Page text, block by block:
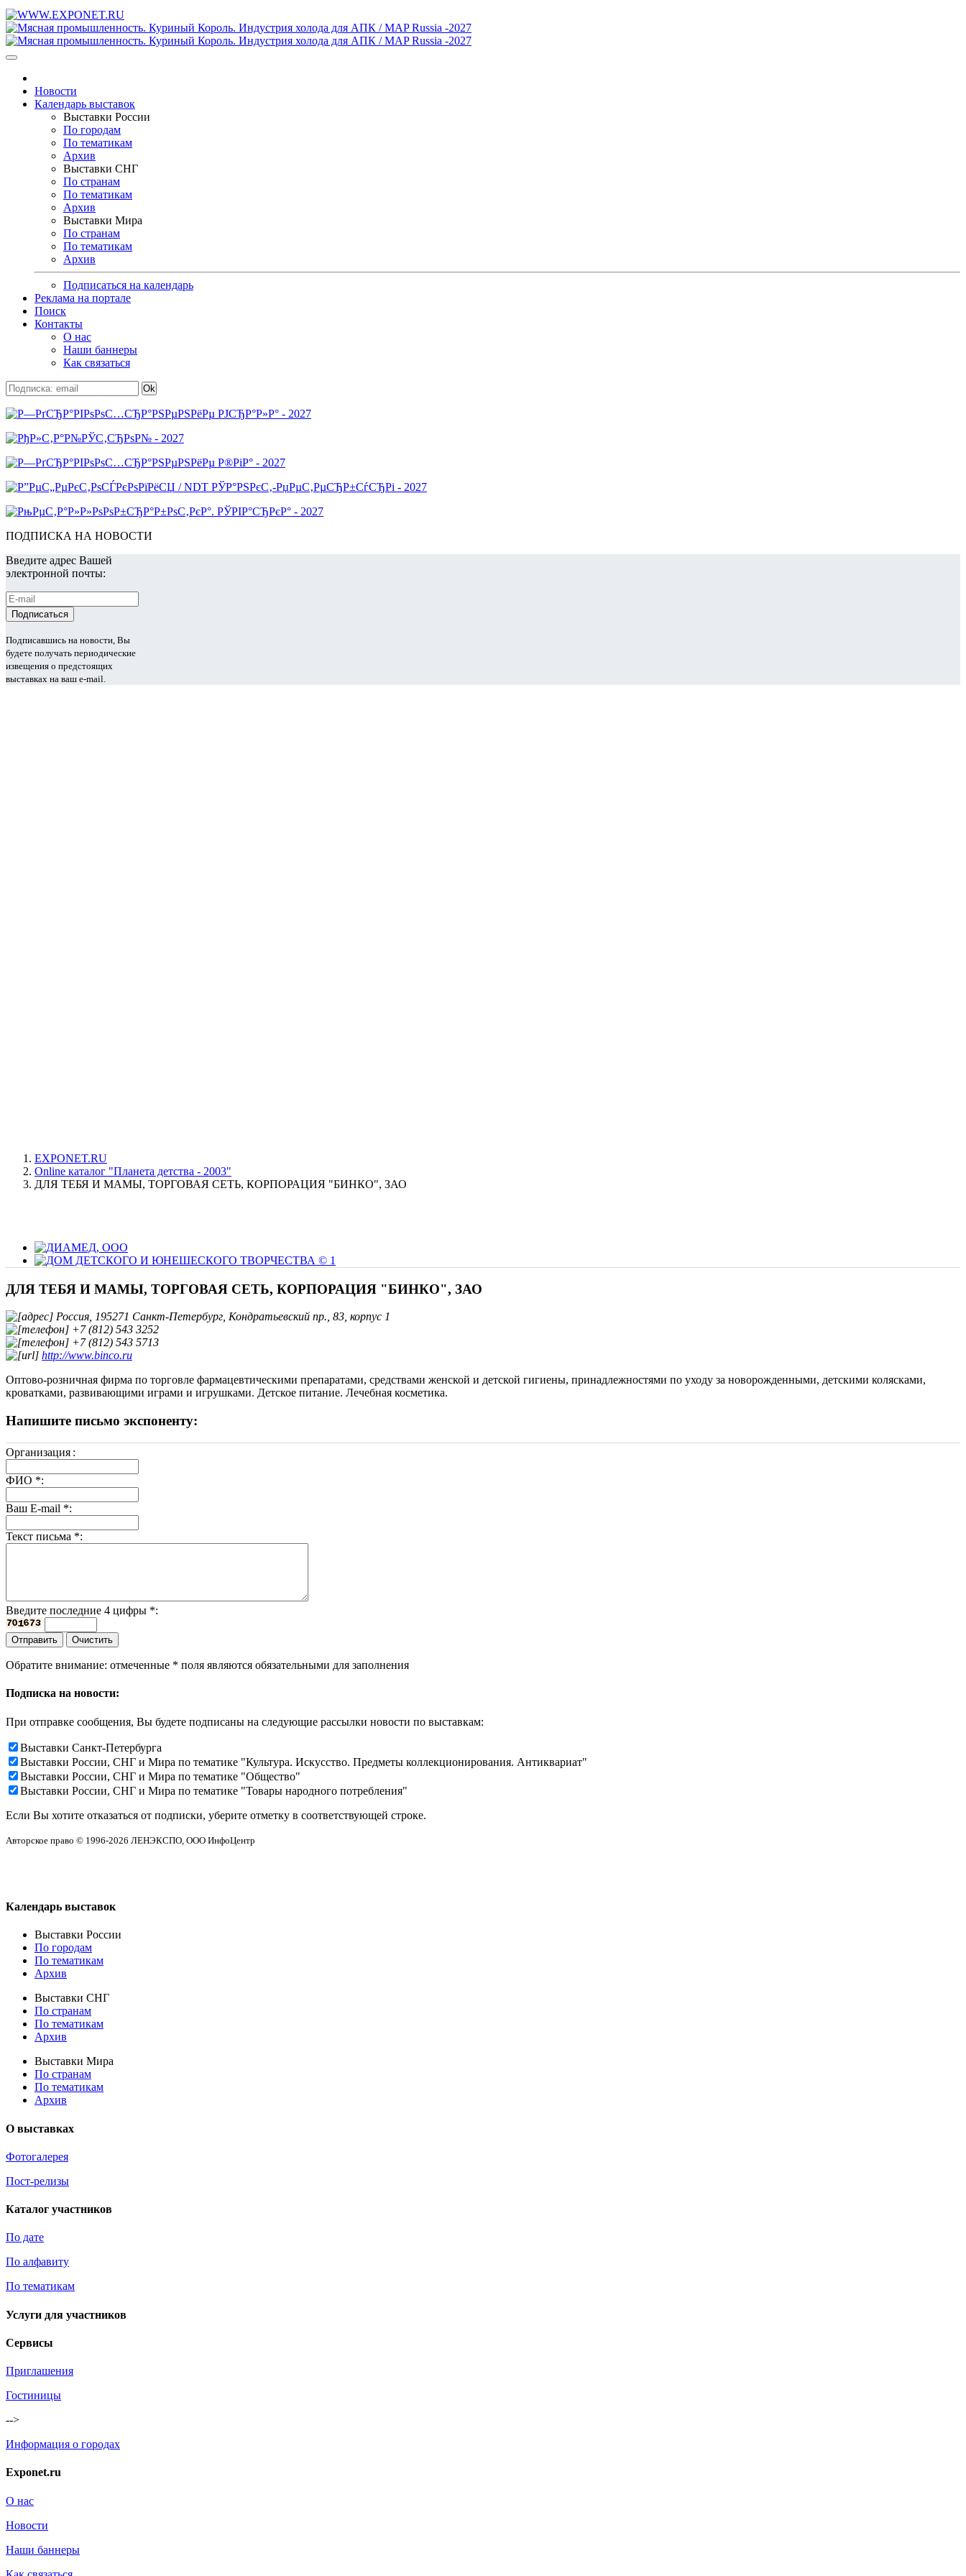
Новости
Календарь выставок
Выставки России
По городам
По тематикам
Архив
Выставки СНГ
По странам
По тематикам
Архив
Выставки Мира
По странам
По тематикам
Архив
Подписаться на календарь
Реклама на портале
Поиск
Контакты
О нас
Наши баннеры
Как связаться
ПОДПИСКА НА НОВОСТИ
Введите адрес Вашей
электронной почты:
Подписавшись на новости, Вы
будете получать периодические
извещения о предстоящих
выставках на ваш e-mail.
EXPONET.RU
Online каталог "Планета детства - 2003"
ДЛЯ ТЕБЯ И МАМЫ, ТОРГОВАЯ СЕТЬ, КОРПОРАЦИЯ "БИНКО", ЗАО
ДЛЯ ТЕБЯ И МАМЫ, ТОРГОВАЯ СЕТЬ, КОРПОРАЦИЯ "БИНКО", ЗАО
Россия, 195271 Санкт-Петербург, Кондратьевский пр., 83, корпус 1
+7 (812) 543 3252
+7 (812) 543 5713
http://www.binco.ru
Оптово-розничная фирма по торговле фармацевтическими препаратами, средствами женской и детской гигиены, принадлежностями по уходу за новорожденными, детскими колясками,
кроватками, развивающими играми и игрушками. Детское питание. Лечебная косметика.
Напишите письмо экспоненту:
Организация :
ФИО *:
Ваш E-mail *:
Текст письма *:
Введите последние 4 цифры *:
Обратите внимание: отмеченные * поля являются обязательными для заполнения
Подписка на новости:
При отправке сообщения, Вы будете подписаны на следующие рассылки новости по выставкам:
Выставки Санкт-Петербурга
Выставки России, СНГ и Мира по тематике "Культура. Искусство. Предметы коллекционирования. Антиквариат"
Выставки России, СНГ и Мира по тематике "Общество"
Выставки России, СНГ и Мира по тематике "Товары народного потребления"
Если Вы хотите отказаться от подписки, уберите отметку в соответствующей строке.
Авторское право © 1996-2026 ЛЕНЭКСПО, ООО ИнфоЦентр
Календарь выставок
Выставки России
По городам
По тематикам
Архив
Выставки СНГ
По странам
По тематикам
Архив
Выставки Мира
По странам
По тематикам
Архив
О выставках
Фотогалерея
Пост-релизы
Каталог участников
По дате
По алфавиту
По тематикам
Услуги для участников
Сервисы
Приглашения
Гостиницы
-->
Информация о городах
Exponet.ru
О нас
Новости
Наши баннеры